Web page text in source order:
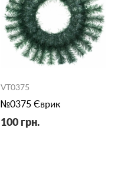
VT0375
№0375 Єврик
100 грн.